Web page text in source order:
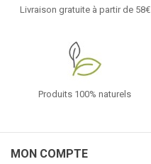
Livraison gratuite à partir de 58€
Produits 100% naturels
MON COMPTE